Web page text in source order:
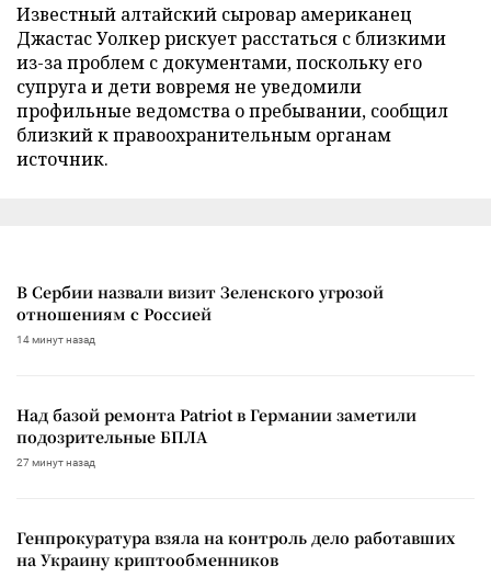
Известный алтайский сыровар американец
Джастас Уолкер рискует расстаться с близкими
из-за проблем с документами, поскольку его
супруга и дети вовремя не уведомили
профильные ведомства о пребывании, сообщил
близкий к правоохранительным органам
источник.
В Сербии назвали визит Зеленского угрозой
отношениям с Россией
14 минут назад
Над базой ремонта Patriot в Германии заметили
подозрительные БПЛА
27 минут назад
Генпрокуратура взяла на контроль дело работавших
на Украину криптообменников